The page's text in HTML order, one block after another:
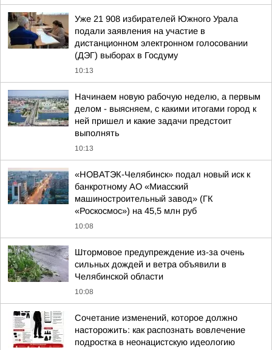
Уже 21 908 избирателей Южного Урала
подали заявления на участие в
дистанционном электронном голосовании
(ДЭГ) выборах в Госдуму
10:13
Начинаем новую рабочую неделю, а первым
делом - выясняем, с какими итогами город к
ней пришел и какие задачи предстоит
выполнять
10:13
«НОВАТЭК-Челябинск» подал новый иск к
банкротному АО «Миасский
машиностроительный завод» (ГК
«Роскосмос») на 45,5 млн руб
10:08
Штормовое предупреждение из-за очень
сильных дождей и ветра объявили в
Челябинской области
10:08
Сочетание изменений, которое должно
насторожить: как распознать вовлечение
подростка в неонацистскую идеологию